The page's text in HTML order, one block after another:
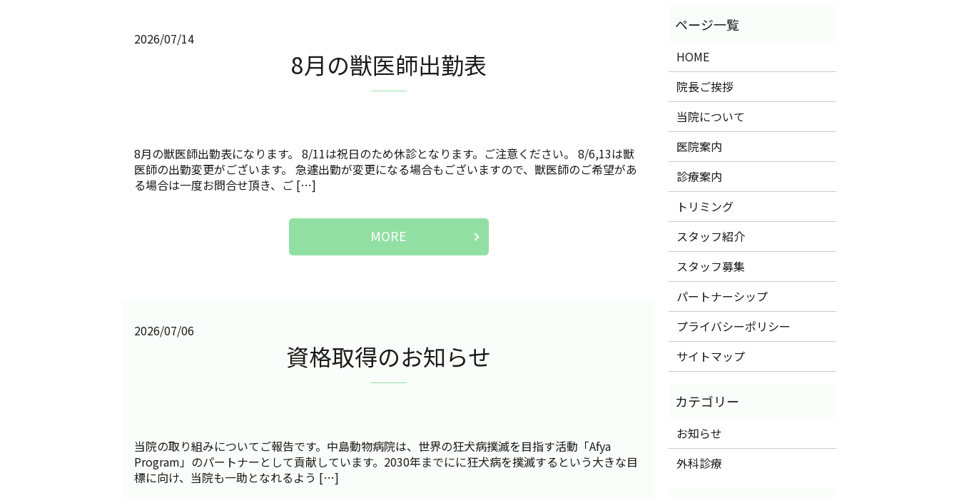
2026/07/14
8月の獣医師出勤表
8月の獣医師出勤表になります。 8/11は祝日のため休診となります。ご注意ください。 8/6,13は獣
医師の出勤変更がございます。 急遽出勤が変更になる場合もございますので、獣医師のご希望があ
る場合は一度お問合せ頂き、ご […]
MORE
2026/07/06
資格取得のお知らせ
当院の取り組みについてご報告です。中島動物病院は、世界の狂犬病撲滅を目指す活動「Afya
Program」のパートナーとして貢献しています。2030年までにに狂犬病を撲滅するという大きな目
標に向け、当院も一助となれるよう […]
HOME
院長ご挨拶
当院について
医院案内
診療案内
トリミング
スタッフ紹介
スタッフ募集
パートナーシップ
プライバシーポリシー
サイトマップ
お知らせ
外科診療